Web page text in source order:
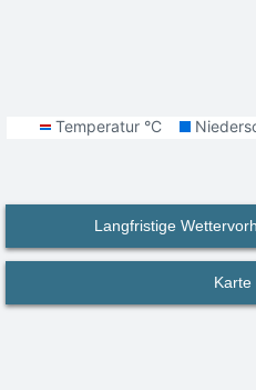
Langfristige
Karte